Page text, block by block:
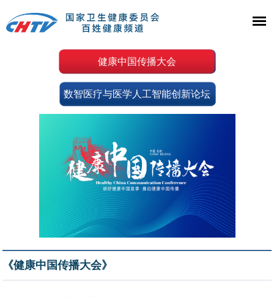
健康中国传播大会
数智医疗与医学人工智能创新论坛
《健康中国传播大会》